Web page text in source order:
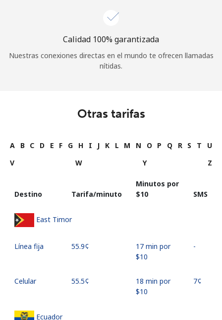
Calidad 100% garantizada
Nuestras conexiones directas en el mundo te ofrecen llamadas
nítidas.
Otras tarifas
A B C D E F G H I J K L M N O P Q R S T
U
V
W Y Z
Destino Tarifa/minuto
Minutos por
⁦$10⁩
SMS
East Timor
Línea fija ⁦55.9¢⁩
17 min por
⁦$10⁩
-
Celular ⁦55.5¢⁩
18 min por
⁦$10⁩
⁦7¢⁩
Ecuador